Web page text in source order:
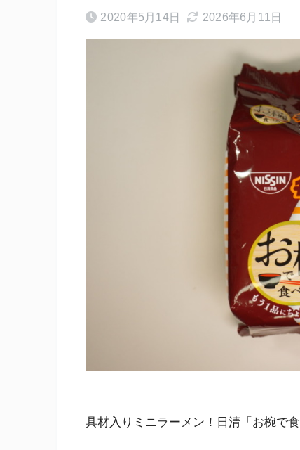
2020年5月14日 2026年6月11日
具材入りミニラーメン！日清「お椀で